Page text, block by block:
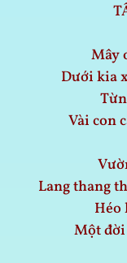
Mây
Dưới kia
Vài con
Lang thang
Héo
Một đời